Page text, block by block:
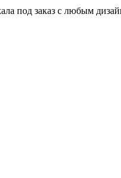
под заказ с любым